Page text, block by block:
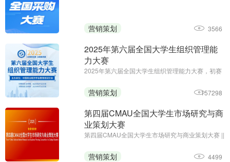
营销策划 3566
2025年第六届全国大学生组织管理能
力大赛
2025年第六届全国大学生组织管理能力大赛，初赛
日;主办单位：中国商业经济学会教育培训分会
营销策划 157298
第四届CMAU全国大学生市场研究与商
业策划大赛
第四届CMAU全国大学生市场研究与商业策划大赛 ||
院校市场学研究会、Credamo见数
营销策划 4499